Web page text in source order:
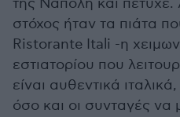
της Νάπολη και πέτυχε.
στόχος ήταν τα πιάτα
Ristorante Itali -η
εστιατορίου που
είναι αυθεντικά
όσο και οι συνταγές